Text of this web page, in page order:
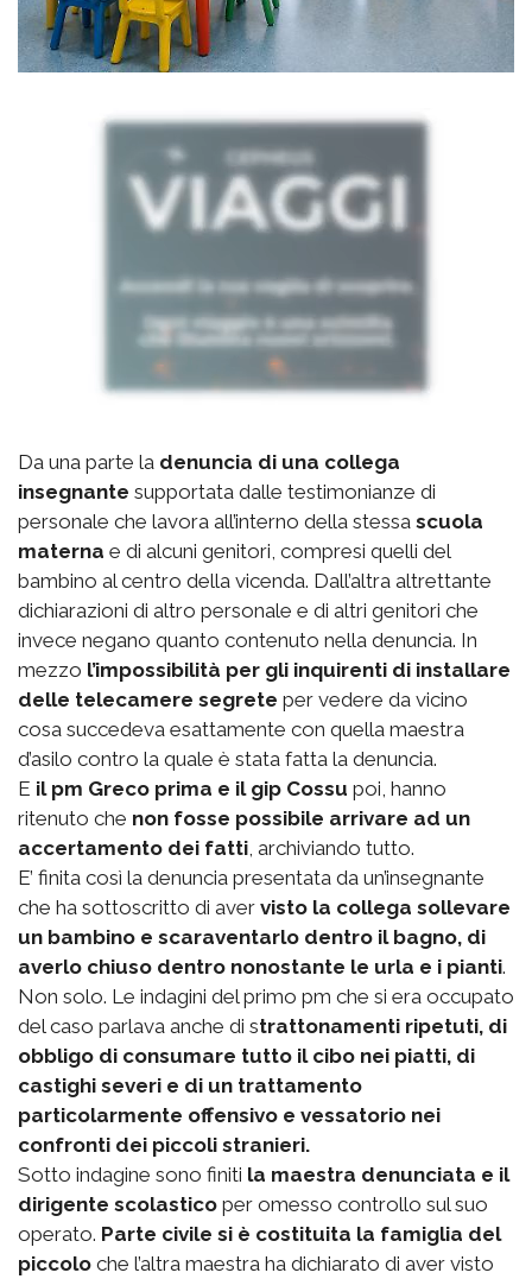
Da una parte la denuncia di una collega
insegnante supportata dalle testimonianze di
personale che lavora all’interno della stessa scuola
materna e di alcuni genitori, compresi quelli del
bambino al centro della vicenda. Dall’altra altrettante
dichiarazioni di altro personale e di altri genitori che
invece negano quanto contenuto nella denuncia. In
mezzo l’impossibilità per gli inquirenti di installare
delle telecamere segrete per vedere da vicino
cosa succedeva esattamente con quella maestra
d’asilo contro la quale è stata fatta la denuncia.
E il pm Greco prima e il gip Cossu poi, hanno
ritenuto che non fosse possibile arrivare ad un
accertamento dei fatti , archiviando tutto.
E’ finita così la denuncia presentata da un’insegnante
che ha sottoscritto di aver visto la collega sollevare
un bambino e scaraventarlo dentro il bagno, di
averlo chiuso dentro nonostante le urla e i pianti.
Non solo. Le indagini del primo pm che si era occupato
del caso parlava anche di strattonamenti ripetuti, di
obbligo di consumare tutto il cibo nei piatti, di
castighi severi e di un trattamento
particolarmente offensivo e vessatorio nei
confronti dei piccoli stranieri.
Sotto indagine sono finiti la maestra denunciata e il
dirigente scolastico per omesso controllo sul suo
operato. Parte civile si è costituita la famiglia del
piccolo che l’altra maestra ha dichiarato di aver visto